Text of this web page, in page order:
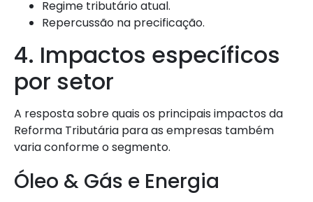
Regime tributário atual.
Repercussão na precificação.
4. Impactos específicos
por setor
A resposta sobre quais os principais impactos da
Reforma Tributária para as empresas também
varia conforme o segmento.
Óleo & Gás e Energia